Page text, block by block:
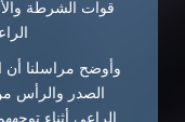
قوات الشرطة
وأوضح مراسلنا أن
الصدر والرأس
الراعي أثناء